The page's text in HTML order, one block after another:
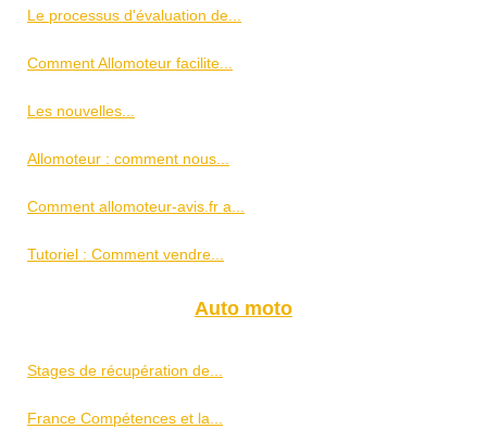
Le processus d'évaluation de...
Comment Allomoteur facilite...
Les nouvelles...
Allomoteur : comment nous...
Comment allomoteur-avis.fr a...
Tutoriel : Comment vendre...
Auto moto
Stages de récupération de...
France Compétences et la...